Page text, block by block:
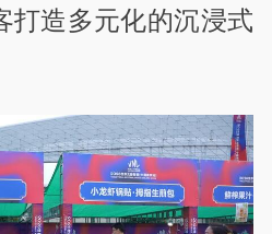
打造多元化的沉浸式